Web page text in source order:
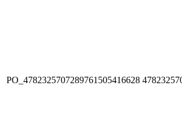
PO_4782325707289761505416628